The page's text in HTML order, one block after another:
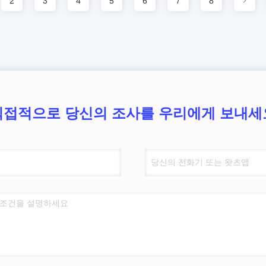
접적으로 당신의 조사를 우리에게 보내세